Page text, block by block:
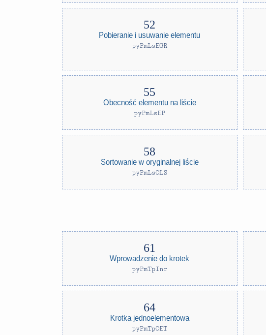
Pobieranie i usuwanie elementu
pyPmLsEGR
Obecność elementu na liście
pyPmLsEP
Sortowanie w oryginalnej liście
pyPmLsOLS
Wprowadzenie do krotek
pyPmTpInr
Krotka jednoelementowa
pyPmTpOET